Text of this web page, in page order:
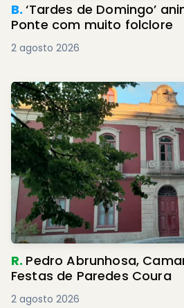
B.‘Tardes de Domingo’
Ponte com muito folclore
2 agosto 2026
R. Pedro Abrunhosa,
Festas de Paredes Coura
2 agosto 2026